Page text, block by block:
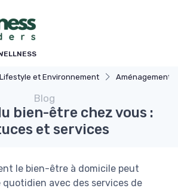
Lifestyle et Environnement Aménagement de
Blog
bien-être chez vous :
et services
le bien-être à domicile peut
avec des services de